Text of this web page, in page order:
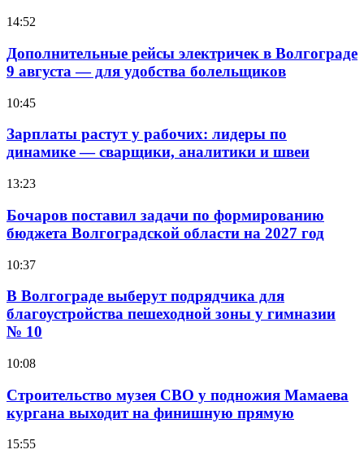
14:52
Дополнительные рейсы электричек в Волгограде
9 августа — для удобства болельщиков
10:45
Зарплаты растут у рабочих: лидеры по
динамике — сварщики, аналитики и швеи
13:23
Бочаров поставил задачи по формированию
бюджета Волгоградской области на 2027 год
10:37
В Волгограде выберут подрядчика для
благоустройства пешеходной зоны у гимназии
№ 10
10:08
Строительство музея СВО у подножия Мамаева
кургана выходит на финишную прямую
15:55